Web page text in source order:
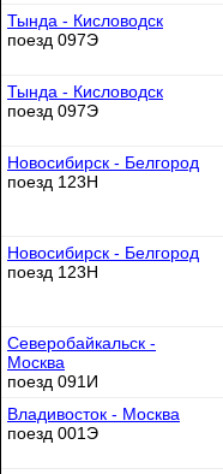
Тында - Кисловодск
поезд 097Э
Тында - Кисловодск
поезд 097Э
Новосибирск - Белгород
поезд 123Н
Новосибирск - Белгород
поезд 123Н
Северобайкальск -
Москва
поезд 091И
Владивосток - Москва
поезд 001Э